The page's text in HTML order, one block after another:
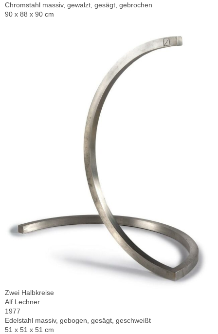
Chromstahl massiv, gewalzt, gesägt, gebrochen
90 x 88 x 90 cm
Zwei Halbkreise
Alf Lechner
1977
Edelstahl massiv, gebogen, gesägt, geschweißt
51 x 51 x 51 cm